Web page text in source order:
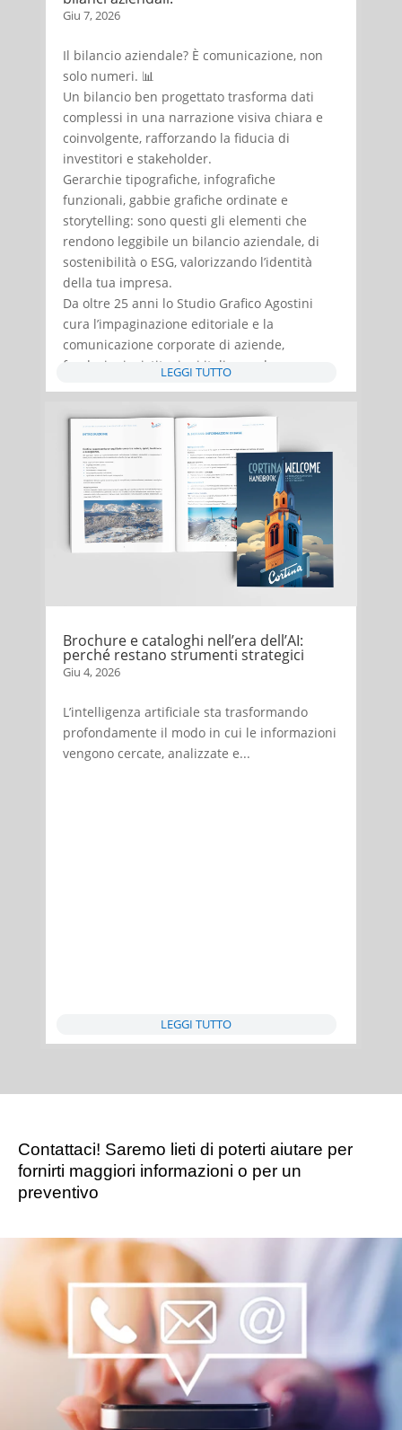
Giu 7, 2026
Il bilancio aziendale? È comunicazione, non
solo numeri. 📊
Un bilancio ben progettato trasforma dati
complessi in una narrazione visiva chiara e
coinvolgente, rafforzando la fiducia di
investitori e stakeholder.
Gerarchie tipografiche, infografiche
funzionali, gabbie grafiche ordinate e
storytelling: sono questi gli elementi che
rendono leggibile un bilancio aziendale, di
sostenibilità o ESG, valorizzando l’identità
della tua impresa.
Da oltre 25 anni lo Studio Grafico Agostini
cura l’impaginazione editoriale e la
comunicazione corporate di aziende,
fondazioni e istituzioni italiane ed europee.
LEGGI TUTTO
Brochure e cataloghi nell’era dell’AI:
perché restano strumenti strategici
Giu 4, 2026
L’intelligenza artificiale sta trasformando
profondamente il modo in cui le informazioni
vengono cercate, analizzate e...
LEGGI TUTTO
Contattaci! Saremo lieti di poterti aiutare per
fornirti maggiori informazioni o per un
preventivo